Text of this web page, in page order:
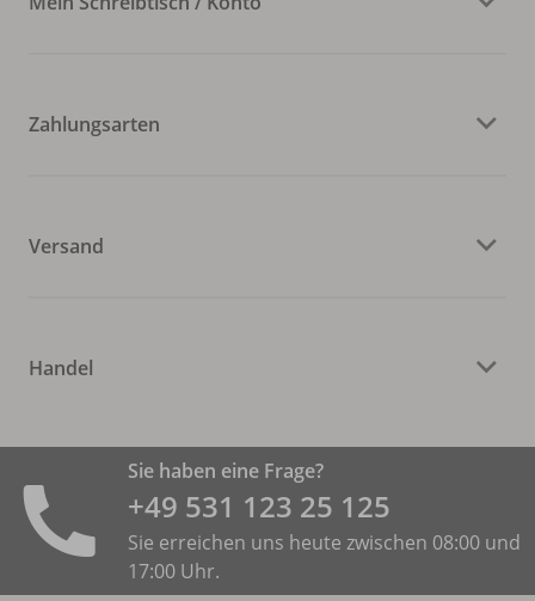
Zahlungsarten
Versand
Handel
Sie haben eine Frage?
+49 531 ­123 25 125
Sie erreichen uns heute zwischen 08:00 und
17:00 Uhr.